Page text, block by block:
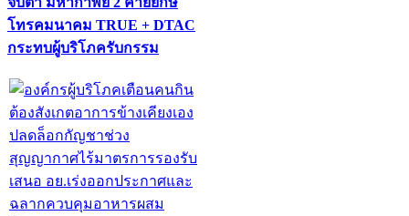
โทรคมนาคม TRUE + DTAC
กระทบผู้บริโภครับกรรม